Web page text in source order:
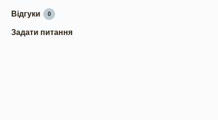
Відгуки 0
Задати питання